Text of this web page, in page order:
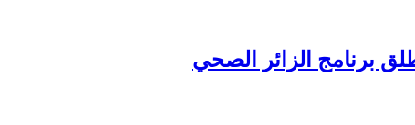
برنامج الزائر الصحي